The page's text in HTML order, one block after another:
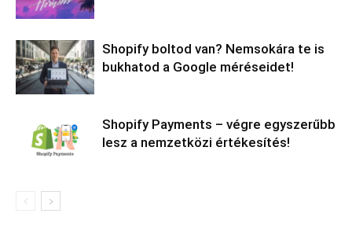
Shopify boltod van? Nemsokára te is
bukhatod a Google méréseidet!
Shopify Payments – végre egyszerűbb
lesz a nemzetközi értékesítés!